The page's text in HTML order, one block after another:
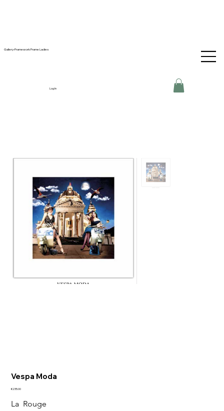
Gallery-Framework Frame Ladies
Log In
Vespa Moda
Price
€235.00
La  Rouge